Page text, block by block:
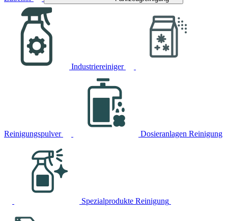
Industriereiniger
Reinigungspulver Dosieranlagen Reinigung
Spezialprodukte Reinigung